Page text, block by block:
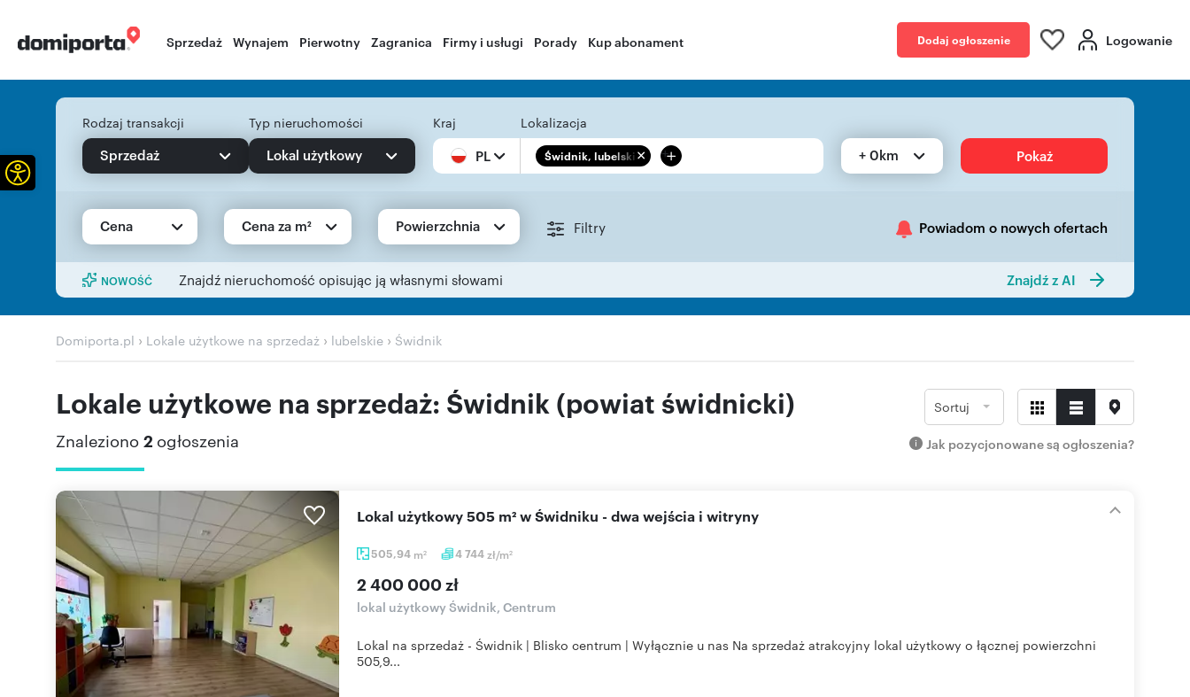
Sprzedaż Wynajem Pierwotny Zagranica Firmy i usługi Porady Kup abonament Dodaj ogłoszenie Logowanie
Rodzaj transakcji
Sprzedaż
Typ nieruchomości
Lokal użytkowy
Kraj
PL
Lokalizacja
Świdnik, lubelskie + + 0km Pokaż
Cena Cena za m² Powierzchnia Filtry Powiadom o nowych ofertach
NOWOŚĆ Znajdź nieruchomość opisując ją własnymi słowami Znajdź z AI
Domiporta.pl › Lokale użytkowe na sprzedaż › lubelskie › Świdnik
Lokale użytkowe na sprzedaż: Świdnik (powiat świdnicki)
Znaleziono 2 ogłoszenia
Sortuj
Jak pozycjonowane są ogłoszenia?
505,94 m2 4 744zł/m2
Lokal użytkowy 505 m² w Świdniku - dwa wejścia i witryny
2 400 000 zł
lokal użytkowy Świdnik, Centrum
Lokal na sprzedaż - Świdnik | Blisko centrum | Wyłącznie u nas Na sprzedaż atrakcyjny lokal użytkowy o łącznej powierzchni
505,9...
Otwórz pasek narzędzi